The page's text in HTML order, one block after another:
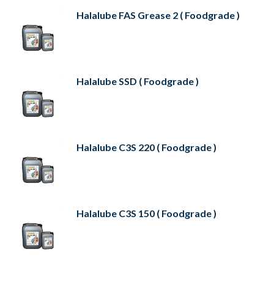
Halalube FAS Grease 2 ( Foodgrade )
Halalube SSD ( Foodgrade )
Halalube C3S 220 ( Foodgrade )
Halalube C3S 150 ( Foodgrade )